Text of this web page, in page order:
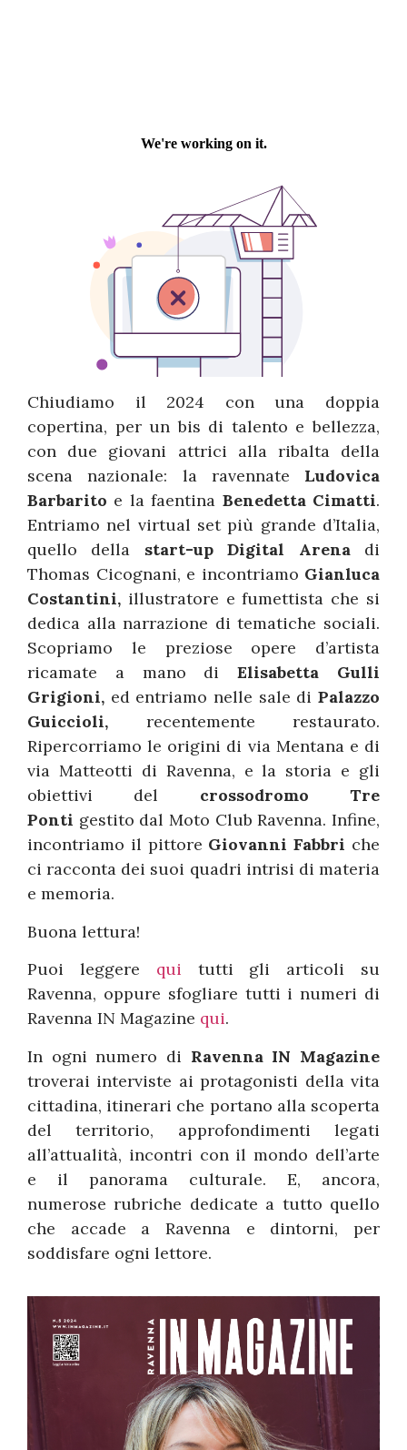
Chiudiamo il 2024 con una doppia
copertina, per un bis di talento e bellezza,
con due giovani attrici alla ribalta della
scena nazionale: la ravennate Ludovica
Barbarito e la faentina Benedetta Cimatti.
Entriamo nel virtual set più grande d’Italia,
quello della start-up Digital Arenadi
Thomas Cicognani, e incontriamo Gianluca
Costantini, illustratore e fumettista che si
dedica alla narrazione di tematiche sociali.
Scopriamo le preziose opere d’artista
ricamate a mano diElisabetta
Gulli
Grigioni, ed entriamo nelle sale di Palazzo
Guiccioli, recentemente restaurato.
Ripercorriamo le origini di via Mentana e di
via Matteotti di Ravenna, e la storia e gli
obiettivi del crossodromo Tre
Ponti gestito dal Moto Club Ravenna. Infine,
incontriamo il pittore Giovanni Fabbri che
ci racconta dei suoi quadri intrisi di materia
e memoria.
Buona lettura!
Puoi leggere qui tutti gli articoli su
Ravenna, oppure sfogliare tutti i numeri di
Ravenna IN Magazine qui.
In ogni numero di Ravenna IN Magazine
troverai interviste ai protagonisti della vita
cittadina, itinerari che portano alla scoperta
del territorio, approfondimenti legati
all’attualità, incontri con il mondo dell’arte
e il panorama culturale. E, ancora,
numerose rubriche dedicate a tutto quello
che accade a Ravenna e dintorni, per
soddisfare ogni lettore.